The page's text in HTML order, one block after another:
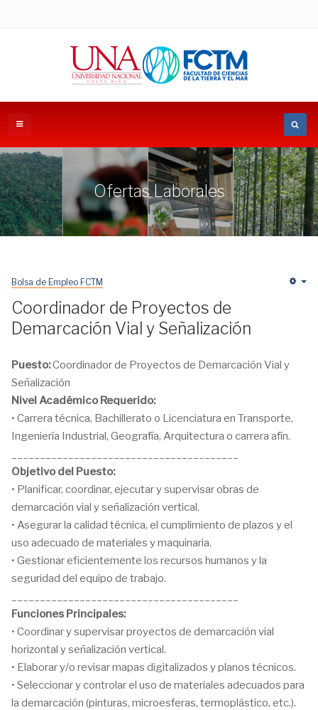
Ofertas Laborales
Bolsa de Empleo FCTM
Coordinador de Proyectos de
Demarcación Vial y Señalización
Puesto:Coordinador de Proyectos de Demarcación Vial y
Señalización
Nivel Académico Requerido:
• Carrera técnica, Bachillerato o Licenciatura en Transporte,
Ingeniería Industrial, Geografía, Arquitectura o carrera afín.
Objetivo del Puesto:
• Planificar, coordinar, ejecutar y supervisar obras de
demarcación vial y señalización vertical.
• Asegurar la calidad técnica, el cumplimiento de plazos y el
uso adecuado de materiales y maquinaria.
• Gestionar eficientemente los recursos humanos y la
seguridad del equipo de trabajo.
Funciones Principales:
• Coordinar y supervisar proyectos de demarcación vial
horizontal y señalización vertical.
• Elaborar y/o revisar mapas digitalizados y planos técnicos.
• Seleccionar y controlar el uso de materiales adecuados para
la demarcación (pinturas, microesferas, termoplástico, etc.).